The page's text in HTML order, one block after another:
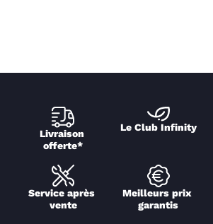
Livraison
offerte*
Le Club Infinity
Service après
vente
Meilleurs prix
garantis